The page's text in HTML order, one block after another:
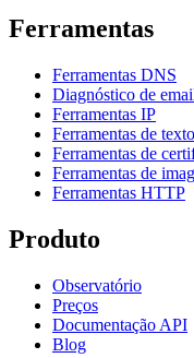
Ferramentas
Ferramentas DNS
Diagnóstico de
Ferramentas IP
Ferramentas de texto
Ferramentas de
Ferramentas de
Ferramentas HTTP
Produto
Observatório
Preços
Documentação API
Blog